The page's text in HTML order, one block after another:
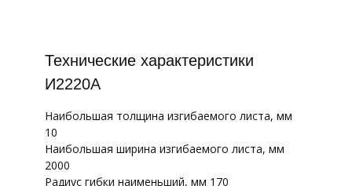
Технические характеристики
И2220А
Наибольшая толщина изгибаемого листа, мм
10
Наибольшая ширина изгибаемого листа, мм
2000
Радиус гибки наименьший, мм 170